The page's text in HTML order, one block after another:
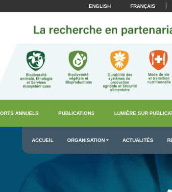
ENGLISH FRANÇAIS |
ANNUELS PUBLICATIONS LUMIÈRE SUR
ACCUEIL ORGANISATION ACTUALITÉS